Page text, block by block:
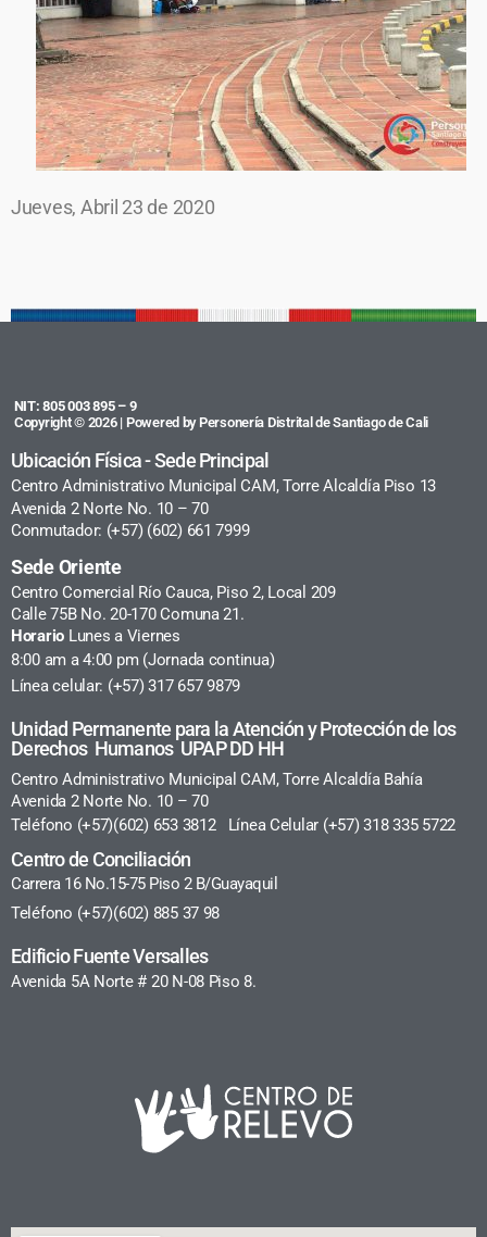
Jueves, Abril 23 de 2020
NIT: 805 003 895 – 9
Copyright © 2026 | Powered by Personería Distrital de Santiago de Cali
Ubicación Física - Sede Principal
Centro Administrativo Municipal CAM, Torre Alcaldía Piso 13
Avenida 2 Norte No. 10 – 70
Conmutador: (+57) (602) 661 7999
Sede Oriente
Centro Comercial Río Cauca, Piso 2, Local 209
Calle 75B No. 20-170 Comuna 21.
Horario Lunes a Viernes
8:00 am a 4:00 pm (Jornada continua)
Línea celular: (+57) 317 657 9879
Unidad Permanente para la Atención y Protección de los
Derechos Humanos UPAP DD HH
Centro Administrativo Municipal CAM, Torre Alcaldía Bahía
Avenida 2 Norte No. 10 – 70
Teléfono (+57)(602) 653 3812 Línea Celular (+57) 318 335 5722
Centro de Conciliación
Carrera 16 No.15-75 Piso 2 B/Guayaquil
Teléfono (+57)(602) 885 37 98
Edificio Fuente Versalles
Avenida 5A Norte # 20 N-08 Piso 8.